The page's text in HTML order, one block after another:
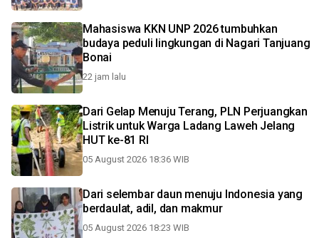
Mahasiswa KKN UNP 2026 tumbuhkan
budaya peduli lingkungan di Nagari Tanjuang
Bonai
22 jam lalu
Dari Gelap Menuju Terang, PLN Perjuangkan
Listrik untuk Warga Ladang Laweh Jelang
HUT ke-81 RI
05 August 2026 18:36 WIB
Dari selembar daun menuju Indonesia yang
berdaulat, adil, dan makmur
05 August 2026 18:23 WIB